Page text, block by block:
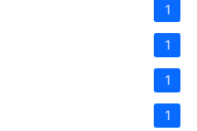
1
1
1
1